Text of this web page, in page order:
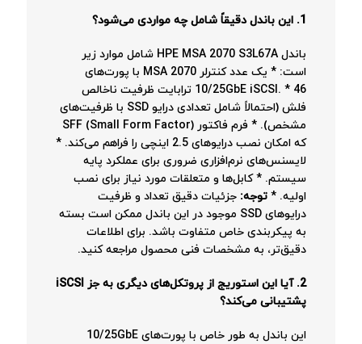
1. این باندل دقیقاً شامل چه مواردی می‌شود؟
باندل HPE MSA 2070 S3L67A شامل موارد زیر
است: * یک عدد کنترلر MSA 2070 با پورت‌های
10/25GbE iSCSI. * 46 ترابایت ظرفیت ناخالص
فلش (احتمالاً شامل تعدادی درایو SSD با ظرفیت‌های
مشخص). * فرم فاکتور SFF (Small Form Factor)
که امکان نصب درایوهای 2.5 اینچی را فراهم می‌کند. *
لایسنس‌های نرم‌افزاری ضروری برای عملکرد پایه
سیستم. * کابل‌ها و متعلقات مورد نیاز برای نصب
اولیه. * توجه: جزئیات دقیق تعداد و ظرفیت
درایوهای SSD موجود در این باندل ممکن است بسته
به پیکربندی خاص متفاوت باشد. برای اطلاعات
دقیق‌تر، به مشخصات فنی محصول مراجعه کنید.
2. آیا این استوریج از پروتکل‌های دیگری به جز iSCSI
پشتیبانی می‌کند؟
این باندل به طور خاص با پورت‌های 10/25GbE